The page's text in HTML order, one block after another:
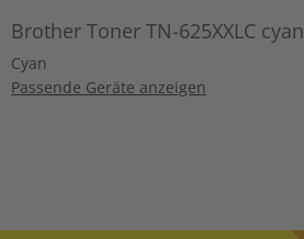
Brother Toner TN-625XXLC cyan
Cyan
Passende Geräte anzeigen